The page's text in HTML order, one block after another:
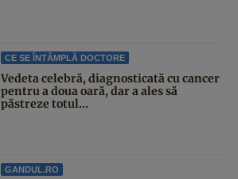
CE SE ÎNTÂMPLĂ DOCTORE
Vedeta celebră, diagnosticată cu cancer
pentru a doua oară, dar a ales să
păstreze totul...
GANDUL.RO